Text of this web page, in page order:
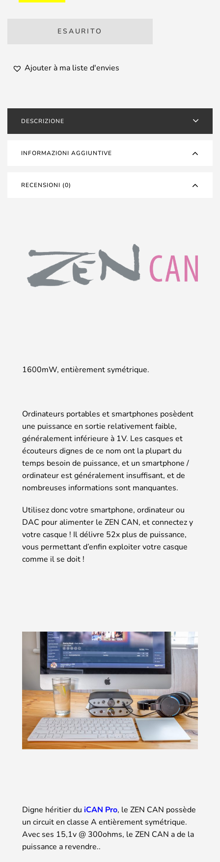
ESAURITO
Ajouter à ma liste d'envies
DESCRIZIONE
INFORMAZIONI AGGIUNTIVE
RECENSIONI (0)
1600mW, entièrement symétrique.
Ordinateurs portables et smartphones posèdent
une puissance en sortie relativement faible,
généralement inférieure à 1V. Les casques et
écouteurs dignes de ce nom ont la plupart du
temps besoin de puissance, et un smartphone /
ordinateur est généralement insuffisant, et de
nombreuses informations sont manquantes.
Utilisez donc votre smartphone, ordinateur ou
DAC pour alimenter le ZEN CAN, et connectez y
votre casque ! Il délivre 52x plus de puissance,
vous permettant d’enfin exploiter votre casque
comme il se doit !
Digne héritier du iCAN Pro, le ZEN CAN possède
un circuit en classe A entièrement symétrique.
Avec ses 15,1v @ 300ohms, le ZEN CAN a de la
puissance a revendre..